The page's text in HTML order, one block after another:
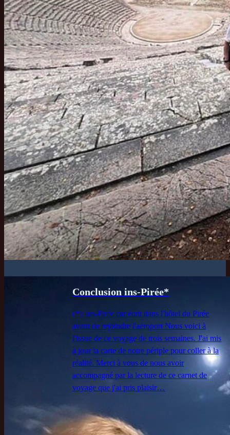
Conclusion ins-Pirée*
(*): ins-Pirée car écrit dans l'hôtel du Pirée
avant de rejoindre l'aéroport Nous voici à
l'issue de ce voyage de trois semaines. J'ai mis
à jour la carte de notre périple pour coller à la
réalité. Merci à vous de nous avoir
accompagné par la lecture de ce carnet de
voyage que j'ai pris plaisir…